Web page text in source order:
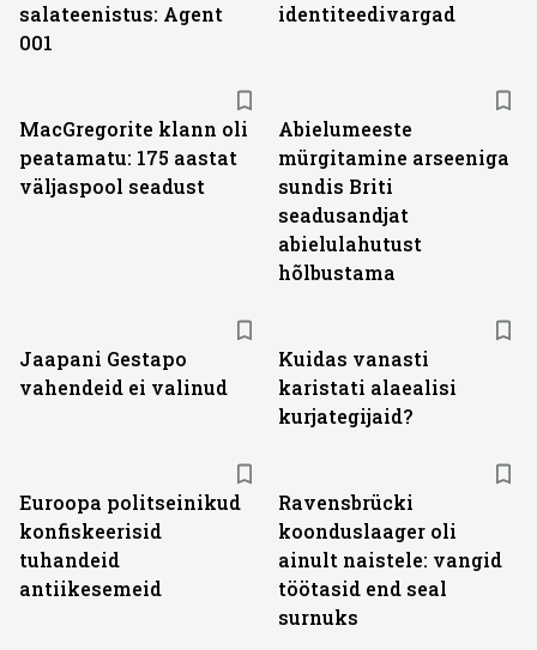
salateenistus: Agent
001
identiteedivargad
MacGregorite klann oli
peatamatu: 175 aastat
väljas­pool seadust
Abielumeeste
mürgitamine arseeniga
sundis Briti
seadusandjat
abielulahutust
hõlbustama
Jaapani Gestapo
vahendeid ei valinud
Kuidas vanasti
karistati alaealisi
kurjategijaid?
Euroopa politseinikud
konfiskeerisid
tuhandeid
antiikesemeid
Ravensbrücki
koonduslaager oli
ainult naistele: vangid
töötasid end seal
surnuks